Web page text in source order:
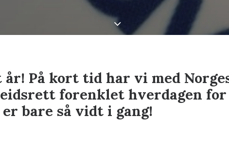
På kort tid har vi med
forenklet hverdagen for
bare så vidt i gang!